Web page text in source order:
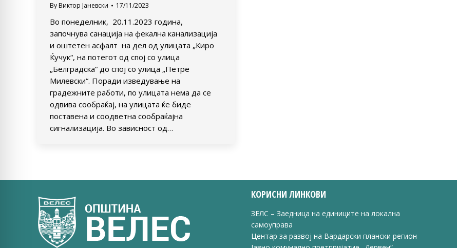
By Виктор Јаневски 17/11/2023
Во понеделник, 20.11.2023 година,
започнува санација на фекална канализација
и оштетен асфалт на дел од улицата „Киро
Ќучук“, на потегот од спој со улица
„Белградска“ до спој со улица „Петре
Милевски“. Поради изведување на
градежните работи, по улицата нема да се
одвива сообраќај, на улицата ќе биде
поставена и соодветна сообраќајна
сигнализација. Во зависност од…
КОРИСНИ ЛИНКОВИ
ЗЕЛС – Заедница на единиците на локална
самоуправа
Центар за развој на Вардарски плански регион